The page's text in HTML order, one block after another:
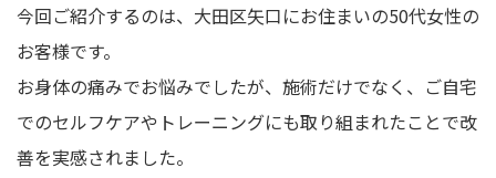
今回ご紹介するのは、大田区矢口にお住まいの50代女性の
お客様です。
お身体の痛みでお悩みでしたが、施術だけでなく、ご自宅
でのセルフケアやトレーニングにも取り組まれたことで改
善を実感されました。